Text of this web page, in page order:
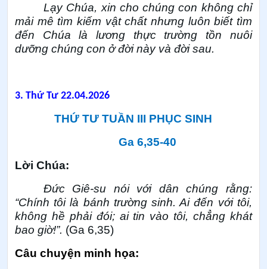
Lạy Chúa, xin cho chúng con không chỉ
mải mê tìm kiếm vật chất nhưng luôn biết tìm
đến Chúa là lương thực trường tồn nuôi
dưỡng chúng con ở đời này và đời sau.
3. Thứ Tư 22.04.2026
THỨ TƯ TUẦN III PHỤC SINH
Ga 6,35-40
Lời Chúa:
Đức Giê-su nói với dân chúng rằng:
“Chính tôi là bánh trường sinh. Ai đến với tôi,
không hề phải đói; ai tin vào tôi, chẳng khát
bao giờ!”. (Ga 6,35)
Câu chuyện minh họa: